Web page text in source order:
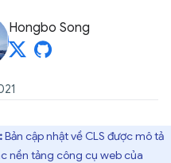
Hongbo Song
Bản cập nhật về CLS được mô tả
nền tảng công cụ web của